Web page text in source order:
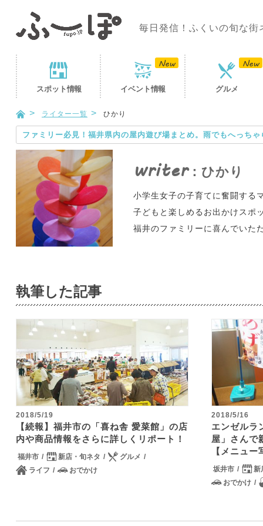
毎日発信！ふくいの旬な
スポット情報 イベント情報 グルメ
ライター一覧 ひかり
ファミリー必見！福井県内の屋内遊び場まとめ。雨でもへっち
writer：ひかり
小学生女子の子育てに奮闘する
子どもと楽しめるお出かけスポ
福井のファミリーに喜んでいた
執筆した記事
2018/5/19
【続報】福井市の「喜ね舎 愛菜館」の店
内や商品情報をさらに詳しくリポート！
福井市 新店・旬ネタ
グルメ
ライフ
おでかけ
2018/5/16
エンゼルラ
屋」さんで
【メニュー
坂井市
新
おでかけ